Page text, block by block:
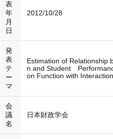
表
年
月
日
2012/10/28
発
表
テ
ー
マ
Estimation of
n and Student
on Function with
会
議
名
日本財政学会